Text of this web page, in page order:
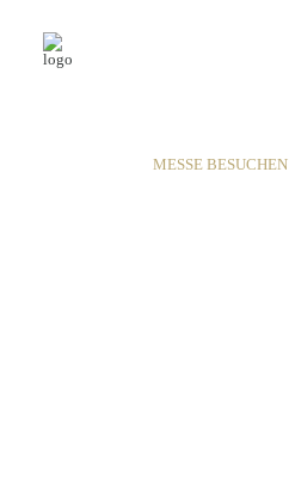
MESSE BESUCHEN